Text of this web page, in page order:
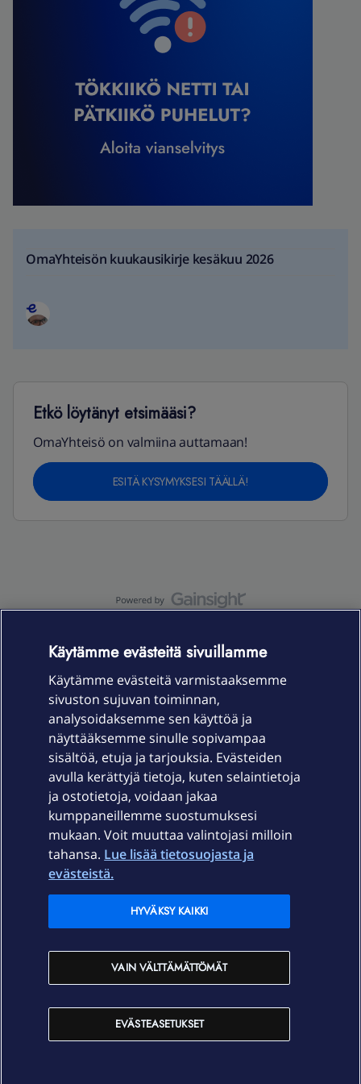
OmaYhteisön kuukausikirje kesäkuu 2026
Etkö löytänyt etsimääsi?
OmaYhteisö on valmiina auttamaan!
ESITÄ KYSYMYKSESI TÄÄLLÄ!
Laitteet & liittymät
Palvelut
Ajankohtaista
Elisa Oyj
In English
Käytämme evästeitä sivuillamme
Käytämme evästeitä varmistaaksemme
sivuston sujuvan toiminnan,
analysoidaksemme sen käyttöä ja
näyttääksemme sinulle sopivampaa
sisältöä, etuja ja tarjouksia. Evästeiden
avulla kerättyjä tietoja, kuten selaintietoja
ja ostotietoja, voidaan jakaa
kumppaneillemme suostumuksesi
mukaan. Voit muuttaa valintojasi milloin
tahansa. Lue lisää tietosuojasta ja
evästeistä.
EVÄSTEASETUKSET
VAIN VÄLTTÄMÄTTÖMÄT
HYVÄKSY KAIKKI